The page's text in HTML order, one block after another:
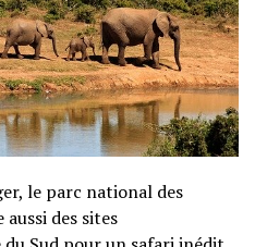
le parc national des
des sites